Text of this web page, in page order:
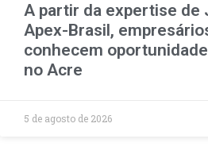
A partir da expertise de
Apex-Brasil,
conhecem
no Acre
5 de agosto de 2026